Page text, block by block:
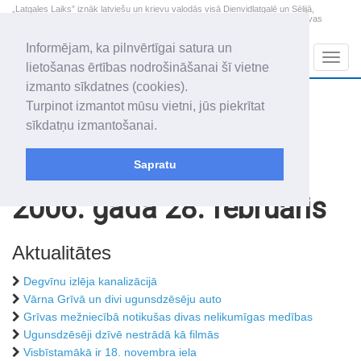
Informējam, ka pilnvērtīgai satura un
lietošanas ērtības nodrošināšanai šī vietne
izmanto sīkdatnes (cookies).
Turpinot izmantot mūsu vietni, jūs piekrītat
sīkdatņu izmantošanai.
Sapratu
„Latgales Laiks” iznāk latviešu un krievu valodās visā Dienvidlatgalē un Sēlijā,
„Latgales Laiks” latviešu valodā aptver Daugavpils valstspilsētu, Augšdaugavas
2026. gada 9. augusts
Svētdiena
Genovefa, Genoveva, Madara
+11.4
2006. gada 28. februāris
Aktualitātes
Degvīnu izlēja kanalizācijā
Vārna Grīvā un divi ugunsdzēsēju auto
Grīvas mežniecībā notikušas divas nelikumīgas medības
Ugunsdzēsēji dzīvē nestrādā kā filmās
Visbīstamākā ir 18. novembra iela